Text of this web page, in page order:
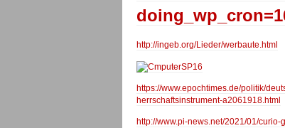
http://ingeb.org/Lieder/werbaute.html
https://www.epochtimes.de/politik/
herrschaftsinstrument-a2061918.html
http://www.pi-news.net/2021/01/